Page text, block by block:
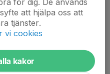
och
att hjälpa oss att
tjänster.
vi cookies
kakor